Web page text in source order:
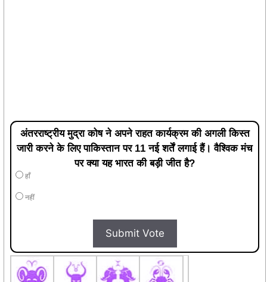
अंतरराष्ट्रीय मुद्रा कोष ने अपने राहत कार्यक्रम की अगली किस्त
जारी करने के लिए पाकिस्तान पर 11 नई शर्तें लगाई हैं। वैश्विक मंच
पर क्या यह भारत की बड़ी जीत है?
हाँ
नहीं
Submit Vote